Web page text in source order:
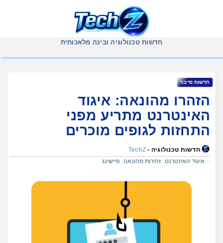
חדשות טכנולוגיה ובינה מלאכותית
‏חדשות ‏סייבר
הזהרו מהונאה: איגוד
האינטרנט מתריע מפני
התחזות לגופים מוכרים
חדשות טכנולוגיה -TechZ
איגוד האינטרנט
זהירות מהונאה פיישינג